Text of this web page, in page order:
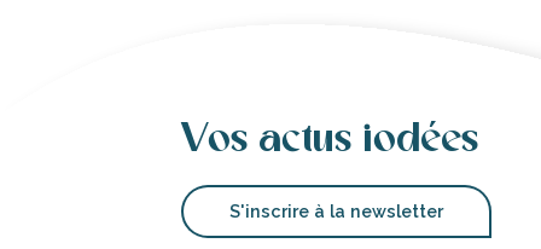
Vos actus iodées
S'inscrire à la newsletter